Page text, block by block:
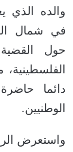
والده الذي
في شمال
حول
دائما
الوطنيين.
واستعرض